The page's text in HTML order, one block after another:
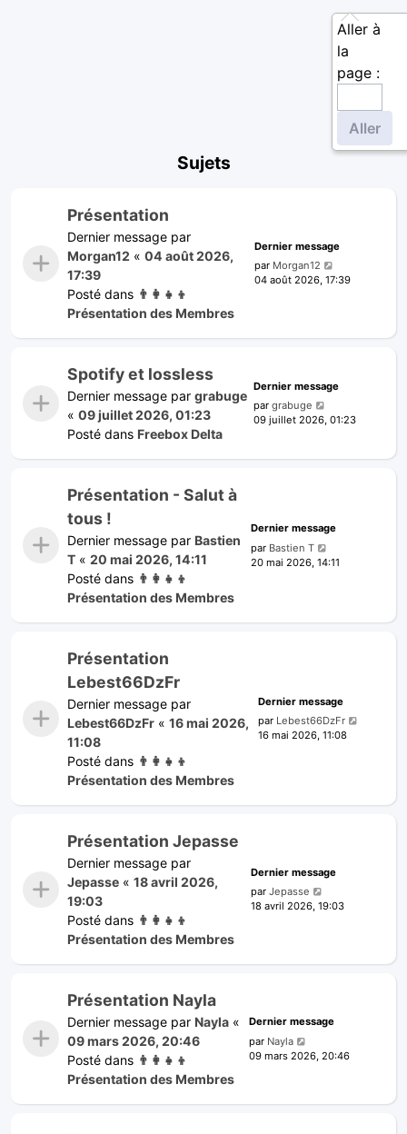
Aller à
la
page :
Sujets
Présentation
Dernier message par
Morgan12 « 04 août 2026,
17:39
Posté dans 👨‍👩‍👧‍👦
Présentation des Membres
Dernier message
par Morgan12
04 août 2026, 17:39
Spotify et lossless
Dernier message par grabuge
« 09 juillet 2026, 01:23
Posté dans Freebox Delta
Dernier message
pargrabuge
09 juillet 2026, 01:23
Présentation - Salut à
tous !
Dernier message par Bastien
T « 20 mai 2026, 14:11
Posté dans 👨‍👩‍👧‍👦
Présentation des Membres
Dernier message
par Bastien T
20 mai 2026, 14:11
Présentation
Lebest66DzFr
Dernier message par
Lebest66DzFr « 16 mai 2026,
11:08
Posté dans 👨‍👩‍👧‍👦
Présentation des Membres
Dernier message
par Lebest66DzFr
16 mai 2026, 11:08
Présentation Jepasse
Dernier message par
Jepasse « 18 avril 2026,
19:03
Posté dans 👨‍👩‍👧‍👦
Présentation des Membres
Dernier message
parJepasse
18 avril 2026, 19:03
Présentation Nayla
Dernier message par Nayla «
09 mars 2026, 20:46
Posté dans 👨‍👩‍👧‍👦
Présentation des Membres
Dernier message
par Nayla
09 mars 2026, 20:46